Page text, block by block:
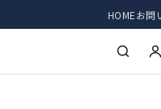
HOMEお問